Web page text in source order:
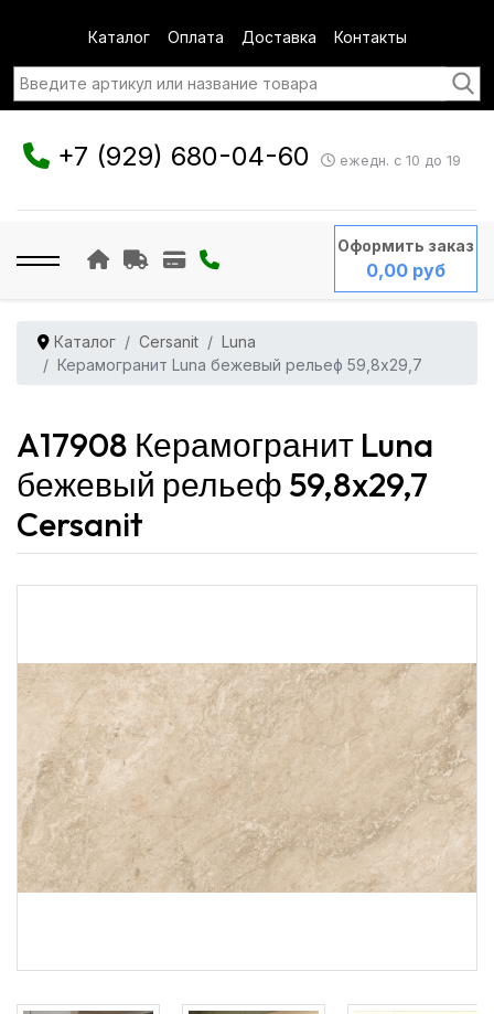
Каталог Оплата Доставка Контакты
+7 (929) 680-04-60 ежедн. с 10 до 19
Оформить заказ
0,00 руб
Каталог Cersanit
Luna
Керамогранит Luna бежевый рельеф 59,8x29,7
A17908 Керамогранит Luna
бежевый рельеф 59,8x29,7
Cersanit